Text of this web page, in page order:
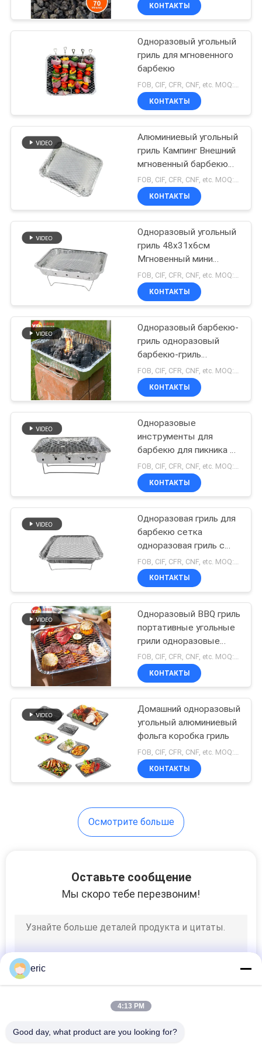
КАЧЕСТВА
СВЯЖИТЕСЬ
СЛУЧАИ
СПРОСИТЕ
ЦИТАТУ
КАРТА
САЙТА
ПОЛИТИКА
КОНФИДЕНЦИАЛЬНОСТИ
Крен
алюминиевой
фольги
120
Алюминиевая
листовая
пластина
115
Алюминиевый
диск круга
139
полиэфирная
пленка,
ламинированная
алюминиевой
фольгой
Алюминиевый
гофрированный
лист
52
Алюминиевый
лист плиты
диаманта
Выбитый
лист
Анодированный
алюминиевый
КОНТАКТЫ
Одноразовый угольный
гриль для мгновенного
барбекю
КОНТАКТЫ
Алюминиевый угольный
гриль Кампинг Внешний
мгновенный барбекю
одноразовый гриль
FOB, CIF, CFR, CNF, etc. MOQ:10000 штук
КОНТАКТЫ
Одноразовый угольный
гриль 48х31х6см
Мгновенный мини
угольный гриль
FOB, CIF, CFR, CNF, etc. MOQ:10000 штук
КОНТАКТЫ
Одноразовый барбекю-
гриль одноразовый
барбекю-гриль
мгновенное
одноразовое
использование
КОНТАКТЫ
Одноразовые
инструменты для
барбекю для пикника на
открытом воздухе
КОНТАКТЫ
Одноразовая гриль для
барбекю сетка
одноразовая гриль с
бамбуковым углем
КОНТАКТЫ
Одноразовый BBQ гриль
портативные угольные
грили одноразовые
грильные подносы
FOB, CIF, CFR, CNF, etc. MOQ:10000 штук
КОНТАКТЫ
Домашний одноразовый
угольный алюминиевый
фольга коробка гриль
FOB, CIF, CFR, CNF, etc. MOQ:10000 штук
КОНТАКТЫ
Осмотрите больше
Оставьте сообщение
Мы скоро тебе перезвоним!
eric
4:13 PM
Good day, what product are you looking for?